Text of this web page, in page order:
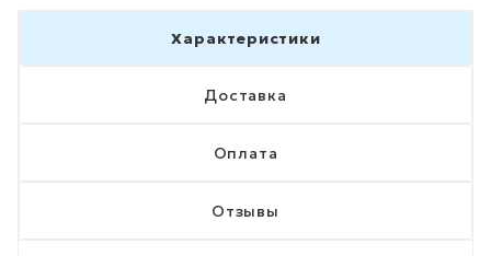
Характеристики
Доставка
Оплата
Отзывы